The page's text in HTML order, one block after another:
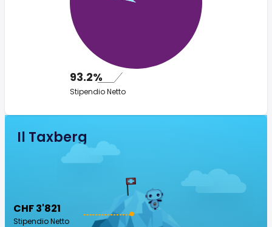
93.2%
Stipendio Netto
Il Taxberg
CHF 3'821
Stipendio Netto